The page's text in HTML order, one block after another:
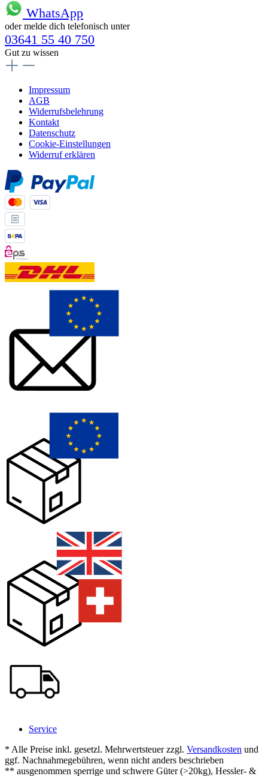
WhatsApp
oder melde dich telefonisch unter
03641 55 40 750
Gut zu wissen
Impressum
AGB
Widerrufsbelehrung
Kontakt
Datenschutz
Cookie-Einstellungen
Widerruf erklären
Service
* Alle Preise inkl. gesetzl. Mehrwertsteuer zzgl. Versandkosten und
ggf. Nachnahmegebühren, wenn nicht anders beschrieben
** ausgenommen sperrige und schwere Güter (>20kg), Hessler- &